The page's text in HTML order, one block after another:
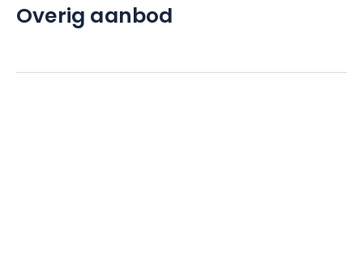
Overig aanbod